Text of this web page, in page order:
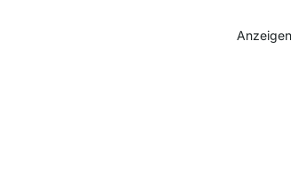
Anzeigen